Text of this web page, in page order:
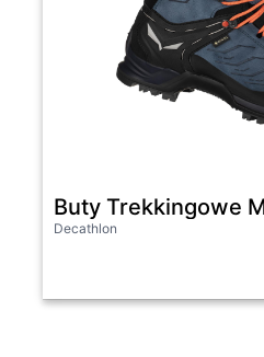
Buty Trekkingowe
Decathlon